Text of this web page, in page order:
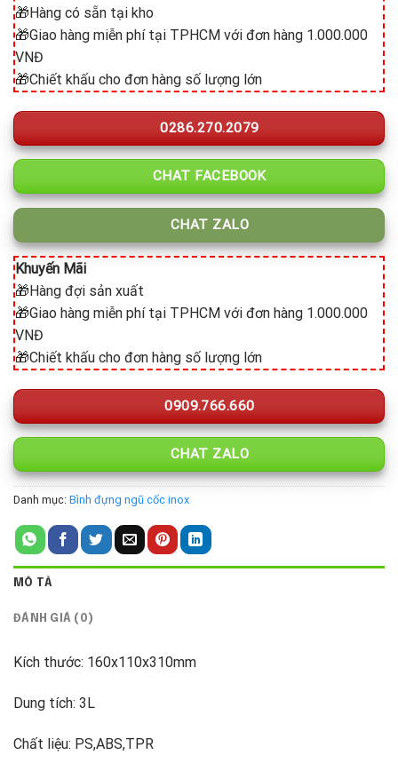
🎁Hàng có sẵn tại kho
🎁Giao hàng miễn phí tại TPHCM với đơn hàng 1.000.000
VNĐ
🎁Chiết khấu cho đơn hàng số lượng lớn
0286.270.2079
CHAT FACEBOOK
CHAT ZALO
Khuyến Mãi
🎁Hàng đợi sản xuất
🎁Giao hàng miễn phí tại TPHCM với đơn hàng 1.000.000
VNĐ
🎁Chiết khấu cho đơn hàng số lượng lớn
0909.766.660
CHAT ZALO
Danh mục: Bình đựng ngũ cốc inox
MÔ TẢ
ĐÁNH GIÁ (0)
Kích thước: 160x110x310mm
Dung tích: 3L
Chất liệu: PS,ABS,TPR